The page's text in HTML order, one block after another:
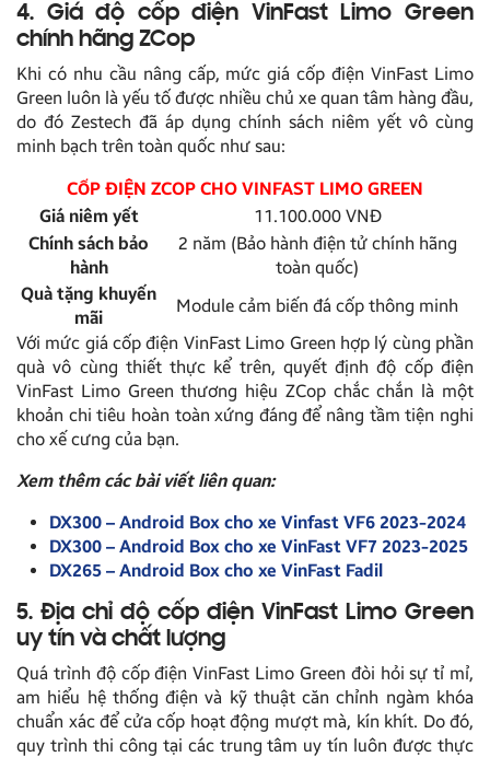
4. Giá độ cốp điện VinFast Limo Green
chính hãng ZCop
Khi có nhu cầu nâng cấp, mức giá cốp điện VinFast Limo
Green luôn là yếu tố được nhiều chủ xe quan tâm hàng đầu,
do đó Zestech đã áp dụng chính sách niêm yết vô cùng
minh bạch trên toàn quốc như sau:
CỐP ĐIỆN ZCOP CHO VINFAST LIMO GREEN
Giá niêm yết
11.100.000 VNĐ
Chính sách bảo
hành
2 năm (Bảo hành điện tử chính hãng
toàn quốc)
Quà tặng khuyến
mãi
Module cảm biến đá cốp thông minh
Với mức giá cốp điện VinFast Limo Green hợp lý cùng phần
quà vô cùng thiết thực kể trên, quyết định độ cốp điện
VinFast Limo Green thương hiệu ZCop chắc chắn là một
khoản chi tiêu hoàn toàn xứng đáng để nâng tầm tiện nghi
cho xế cưng của bạn.
Xem thêm các bài viết liên quan:
DX300 – Android Box cho xe Vinfast VF6 2023-2024
DX300 – Android Box cho xe VinFast VF7 2023-2025
DX265 – Android Box cho xe VinFast Fadil
5. Địa chỉ độ cốp điện VinFast Limo Green
uy tín và chất lượng
Quá trình độ cốp điện VinFast Limo Green đòi hỏi sự tỉ mỉ,
am hiểu hệ thống điện và kỹ thuật căn chỉnh ngàm khóa
chuẩn xác để cửa cốp hoạt động mượt mà, kín khít. Do đó,
quy trình thi công tại các trung tâm uy tín luôn được thực